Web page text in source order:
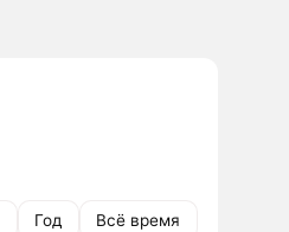
Год Всё время